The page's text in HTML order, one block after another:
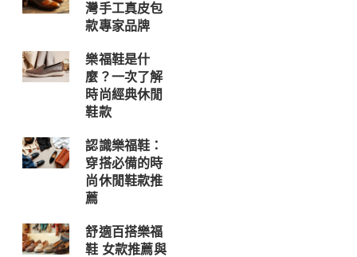
灣手工真皮包
款專家品牌
樂福鞋是什
麼？一次了解
時尚經典休閒
鞋款
認識樂福鞋：
穿搭必備的時
尚休閒鞋款推
薦
舒適百搭樂福
鞋 女款推薦與